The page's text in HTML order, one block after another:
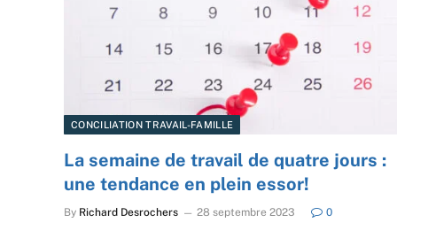
CONCILIATION TRAVAIL-FAMILLE
La semaine de travail de quatre jours :
une tendance en plein essor!
By Richard Desrochers 28 septembre 2023 0